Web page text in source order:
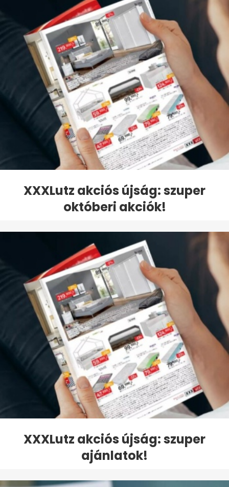
XXXLutz akciós újság: szuper
októberi akciók!
XXXLutz akciós újság: szuper
ajánlatok!